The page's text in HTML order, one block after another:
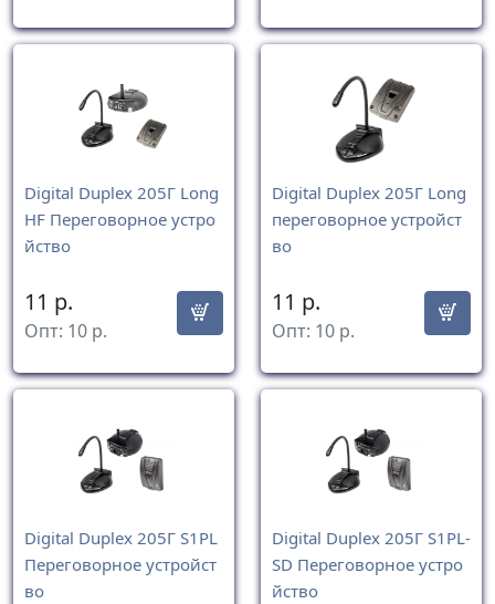
Digital Duplex 205Г Long
HF Переговорное устро
йство
11 р.
Опт: 10 р.
Digital Duplex 205Г Long
переговорное устройст
во
11 р.
Опт: 10 р.
Digital Duplex 205Г S1PL
Переговорное устройст
во
Digital Duplex 205Г S1PL-
SD Переговорное устро
йство